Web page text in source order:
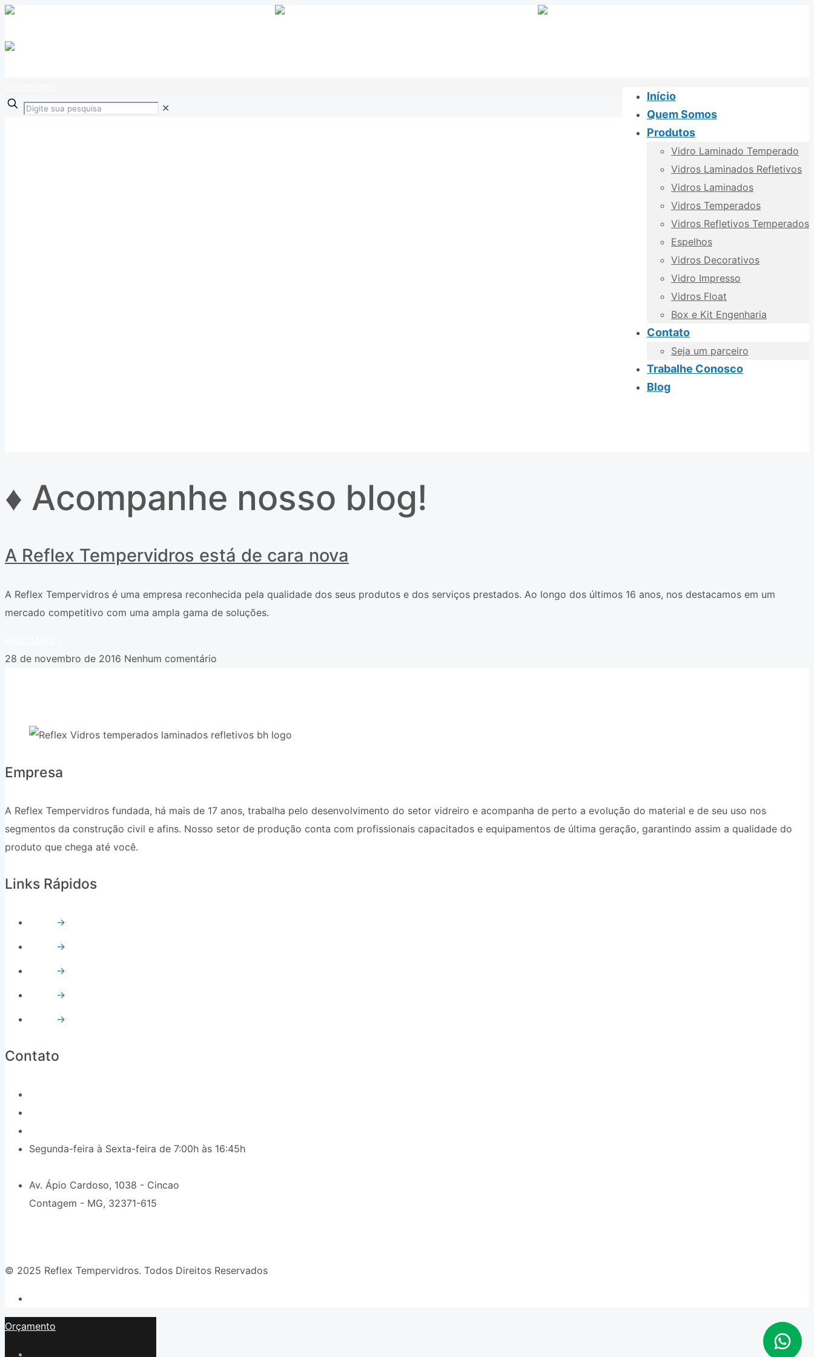
Início
Quem Somos
Produtos
Vidro Laminado Temperado
Vidros Laminados Refletivos
Vidros Laminados
Vidros Temperados
Vidros Refletivos Temperados
Espelhos
Vidros Decorativos
Vidro Impresso
Vidros Float
Box e Kit Engenharia
Contato
Seja um parceiro
Trabalhe Conosco
Blog
✕
♦ Acompanhe nosso blog!
A Reflex Tempervidros está de cara nova
A Reflex Tempervidros é uma empresa reconhecida pela qualidade dos seus produtos e dos serviços prestados. Ao longo dos últimos 16 anos, nos destacamos em um
mercado competitivo com uma ampla gama de soluções.
28 de novembro de 2016 Nenhum comentário
Empresa
A Reflex Tempervidros fundada, há mais de 17 anos, trabalha pelo desenvolvimento do setor vidreiro e acompanha de perto a evolução do material e de seu uso nos
segmentos da construção civil e afins. Nosso setor de produção conta com profissionais capacitados e equipamentos de última geração, garantindo assim a qualidade do
produto que chega até você.
Links Rápidos
→
→
→
→
→
Contato
Segunda-feira à Sexta-feira de 7:00h às 16:45h
Av. Ápio Cardoso, 1038 - Cincao
Contagem - MG, 32371-615
© 2025 Reflex Tempervidros. Todos Direitos Reservados
Orçamento